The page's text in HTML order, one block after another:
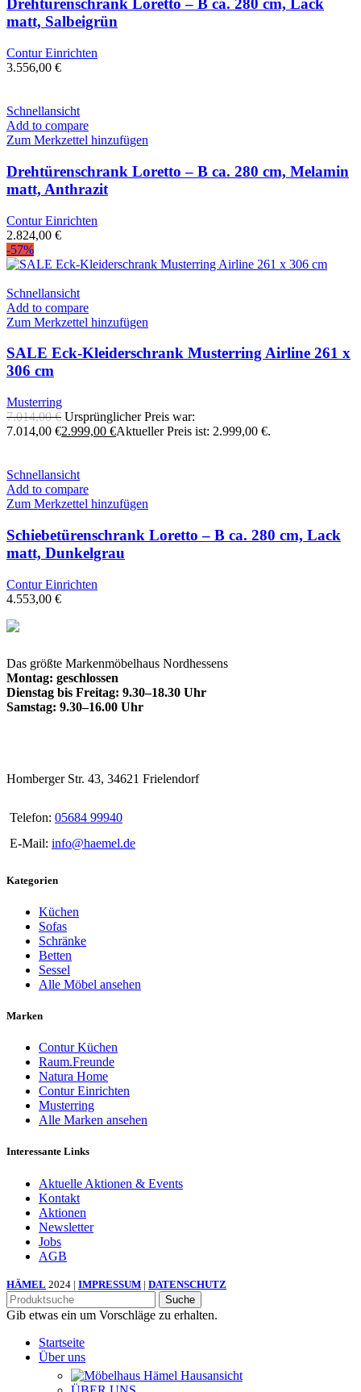
Drehtürenschrank Loretto – B ca. 280 cm, Lack
matt, Salbeigrün
Contur Einrichten
3.556,00 €
Schnellansicht
Add to compare
Zum Merkzettel hinzufügen
Drehtürenschrank Loretto – B ca. 280 cm, Melamin
matt, Anthrazit
Contur Einrichten
2.824,00 €
-57%
Schnellansicht
Add to compare
Zum Merkzettel hinzufügen
SALE Eck-Kleiderschrank Musterring Airline 261 x
306 cm
Musterring
7.014,00€ Ursprünglicher Preis war:
7.014,00 €2.999,00 €Aktueller Preis ist: 2.999,00 €.
Schnellansicht
Add to compare
Zum Merkzettel hinzufügen
Schiebetürenschrank Loretto – B ca. 280 cm, Lack
matt, Dunkelgrau
Contur Einrichten
4.553,00 €
Das größte Markenmöbelhaus Nordhessens
Montag: geschlossen
Dienstag bis Freitag: 9.30–18.30 Uhr
Samstag: 9.30–16.00 Uhr
Homberger Str. 43, 34621 Frielendorf
Telefon: 05684 99940
E-Mail: info@haemel.de
Kategorien
Küchen
Sofas
Schränke
Betten
Sessel
Alle Möbel ansehen
Marken
Contur Küchen
Raum.Freunde
Natura Home
Contur Einrichten
Musterring
Alle Marken ansehen
Interessante Links
Aktuelle Aktionen & Events
Kontakt
Aktionen
Newsletter
Jobs
AGB
HÄMEL 2024 | IMPRESSUM | DATENSCHUTZ
Suche
Gib etwas ein um Vorschläge zu erhalten.
Startseite
Über uns